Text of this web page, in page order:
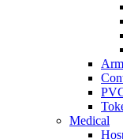
Medical